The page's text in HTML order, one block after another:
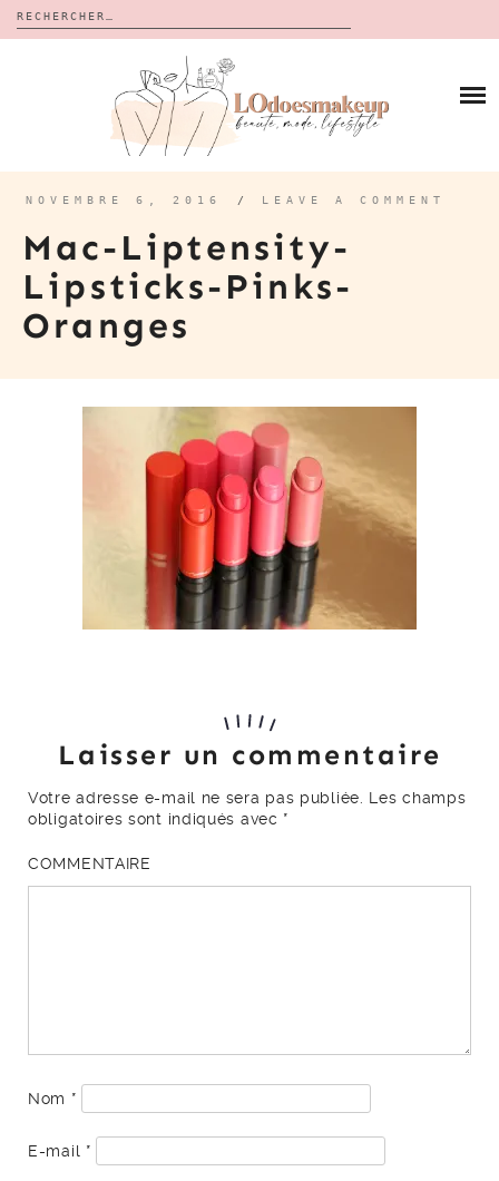
Rechercher :
CALENDRIERS DE L’AVENT
BON PLAN
À PROPOS
CONTACT
NOVEMBRE 6, 2016 / LEAVE A COMMENT
Mac-Liptensity-
Lipsticks-Pinks-
Oranges
Laisser un commentaire
Votre adresse e-mail ne sera pas publiée.
Les champs
obligatoires sont indiqués avec *
COMMENTAIRE
Nom *
E-mail *